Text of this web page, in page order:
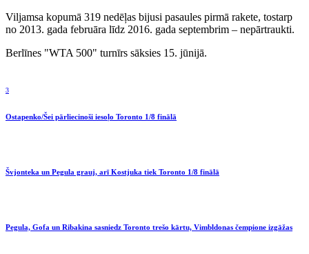
Viljamsa kopumā 319 nedēļas bijusi pasaules pirmā rakete, tostarp
no 2013. gada februāra līdz 2016. gada septembrim – nepārtraukti.
Berlīnes "WTA 500" turnīrs sāksies 15. jūnijā.
3
Ostapenko/Šei pārliecinoši iesoļo Toronto 1/8 finālā
Švjonteka un Pegula grauj, arī Kostjuka tiek Toronto 1/8 finālā
Pegula, Gofa un Ribakina sasniedz Toronto trešo kārtu, Vimbldonas čempione izgāžas